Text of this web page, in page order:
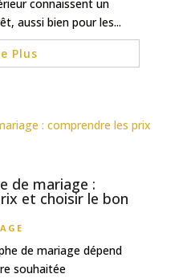
connaissent un
aussi bien pour les...
Plus
de mariage :
et choisir le bon
de mariage dépend
souhaitée